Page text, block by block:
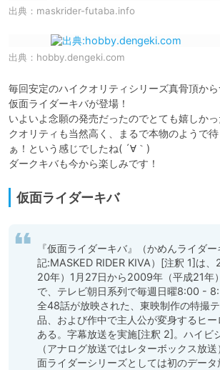
出典： maskrider-futaba.info
出典： hobby.dengeki.com
毎回安定のハイクオリティシリーズ真骨頂か
仮面ライダーキバが登場！
いよいよ念願の発売だったのでとても嬉しか
クオリティも当然高く、まるで本物のようで
ぁ！という感じでしたね( ´∀｀)
ダークキバも今から楽しみです！
仮面ライダーキバ
『仮面ライダーキバ』（かめんライダ
記:MASKED RIDER KIVA）[注釈 1]は
20年）1月27日から2009年（平成21年
で、テレビ朝日系列で毎週日曜8:00 -
全48話が放映された、東映制作の特撮
品、および作中で主人公が変身するヒ
ある。字幕放送を実施[注釈 2]。ハイビ
（アナログ放送ではレターボックス放
面ライダーシリーズとしては初のデータ